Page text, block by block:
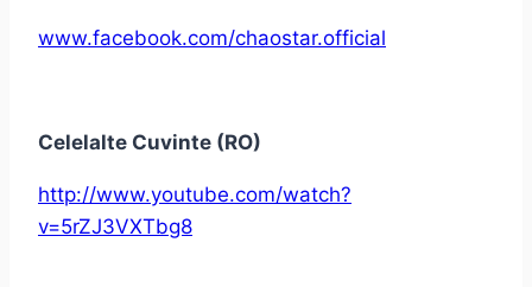
www.facebook.com/chaostar.official
Celelalte Cuvinte (RO)
http://www.youtube.com/watch?
v=5rZJ3VXTbg8